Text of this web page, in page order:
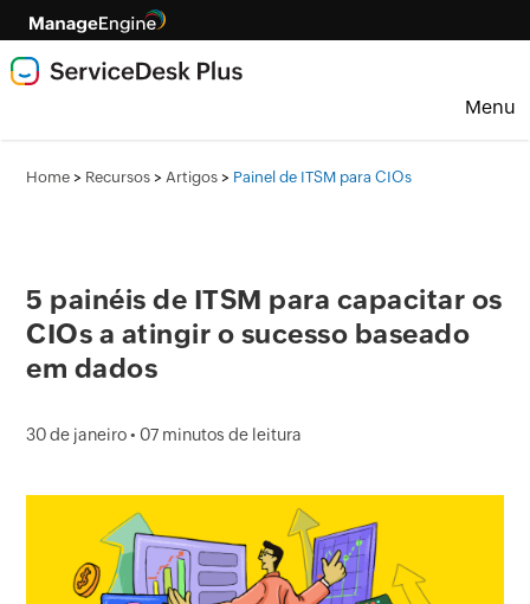
Menu
Home > Recursos > Artigos > Painel de ITSM para CIOs
5 painéis de ITSM para capacitar os
CIOs a atingir o sucesso baseado
em dados
30 de janeiro • 07 minutos de leitura